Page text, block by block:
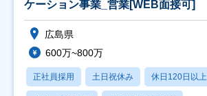
ケーション事業_営業[WEB面接可]
広島県
600万~800万
正社員採用 土日祝休み 休日120日以上